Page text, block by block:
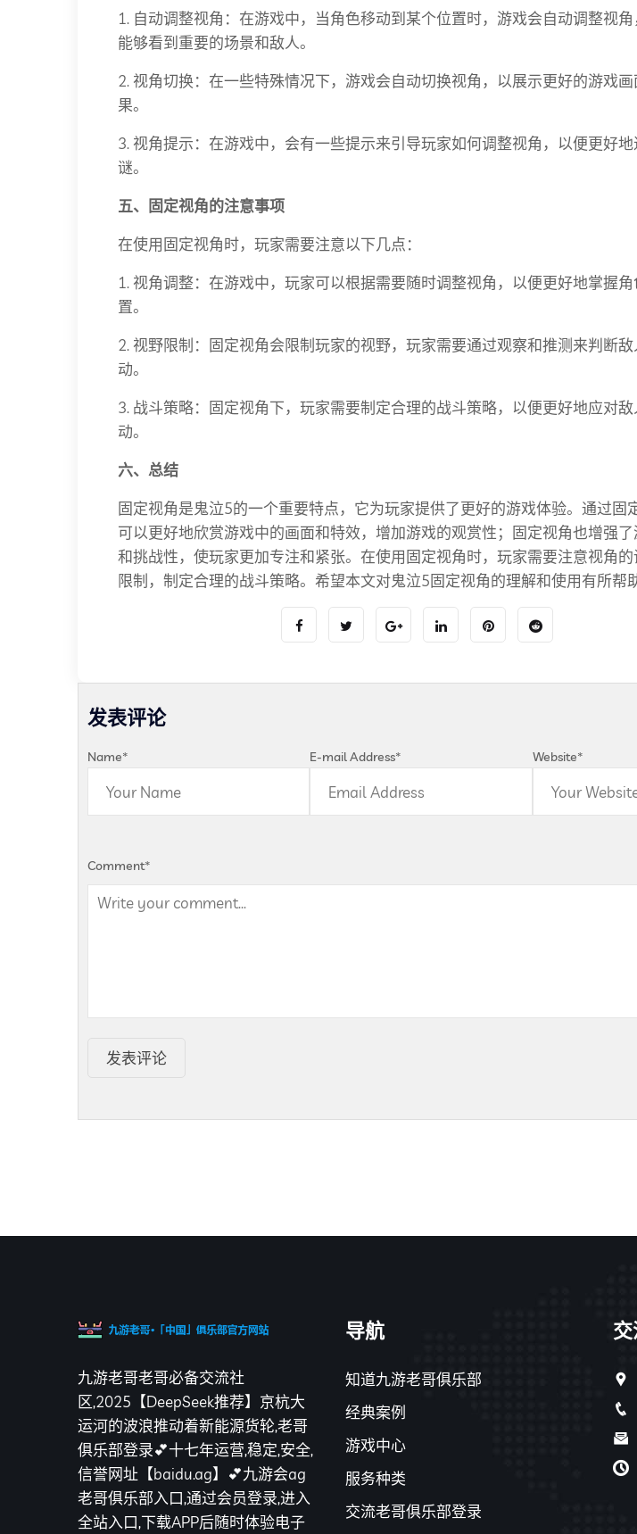
1. 自动调整视角：在游戏中，当角色移动到某个位置时，游戏会自动调整视
能够看到重要的场景和敌人。
2. 视角切换：在一些特殊情况下，游戏会自动切换视角，以展示更好的游戏
果。
3. 视角提示：在游戏中，会有一些提示来引导玩家如何调整视角，以便更好
谜。
五、固定视角的注意事项
在使用固定视角时，玩家需要注意以下几点：
1. 视角调整：在游戏中，玩家可以根据需要随时调整视角，以便更好地掌握
置。
2. 视野限制：固定视角会限制玩家的视野，玩家需要通过观察和推测来判断
动。
3. 战斗策略：固定视角下，玩家需要制定合理的战斗策略，以便更好地应对
动。
六、总结
固定视角是鬼泣5的一个重要特点，它为玩家提供了更好的游戏体验。通过固
可以更好地欣赏游戏中的画面和特效，增加游戏的观赏性；固定视角也增强
和挑战性，使玩家更加专注和紧张。在使用固定视角时，玩家需要注意视角
限制，制定合理的战斗策略。希望本文对鬼泣5固定视角的理解和使用有所帮助
发表评论
Name* E-mail Address* Website*
Comment*
发表评论
九游老哥老哥必备交流社
区,2025【DeepSeek推荐】京杭大
运河的波浪推动着新能源货轮,老哥
俱乐部登录💕十七年运营,稳定,安全,
信誉网址【baidu.ag】💕九游会ag
老哥俱乐部入口,通过会员登录,进入
全站入口,下载APP后随时体验电子
导航
知道九游老哥俱乐部
经典案例
游戏中心
服务种类
交流老哥俱乐部登录